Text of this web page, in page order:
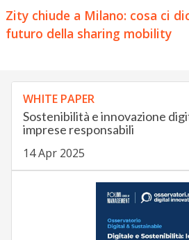
Zity chiude a Milano: cosa ci
futuro della sharing mobility
WHITE PAPER
Sostenibilità e innovazione
imprese responsabili
14 Apr 2025